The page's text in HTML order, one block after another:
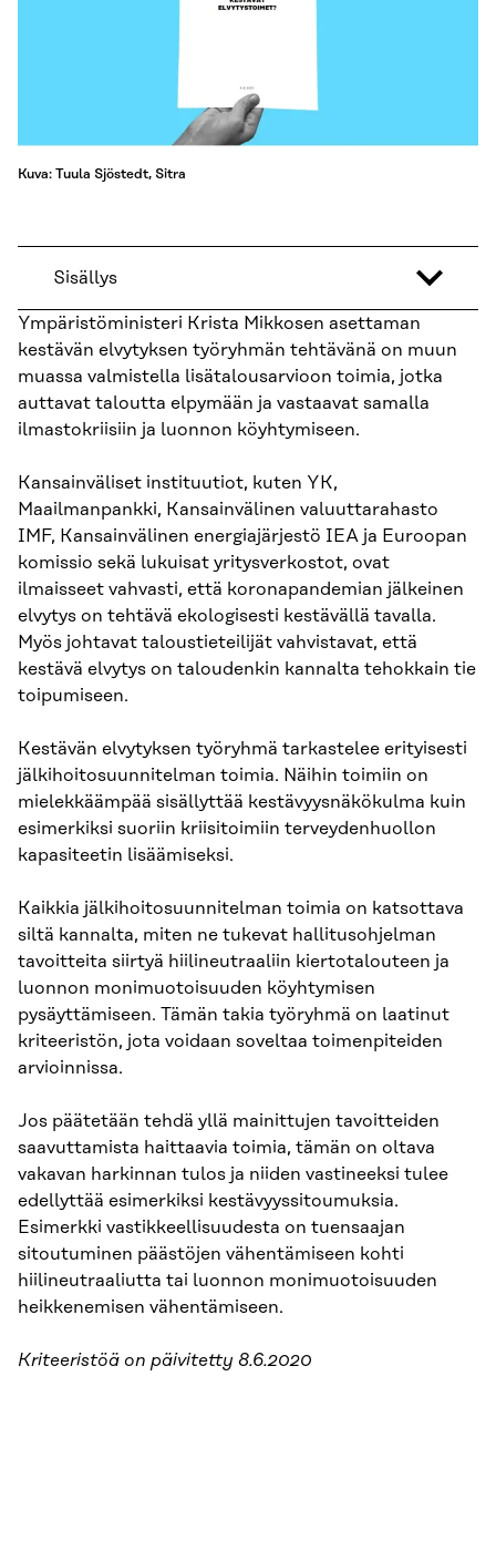
Kuva: Tuula Sjöstedt, Sitra
Sisällys
Ympäristöministeri Krista Mikkosen asettaman
kestävän elvytyksen työryhmän tehtävänä on muun
muassa valmistella lisätalousarvioon toimia, jotka
auttavat taloutta elpymään ja vastaavat samalla
ilmastokriisiin ja luonnon köyhtymiseen.
Kansainväliset instituutiot, kuten YK,
Maailmanpankki, Kansainvälinen valuuttarahasto
IMF, Kansainvälinen energiajärjestö IEA ja Euroopan
komissio sekä lukuisat yritysverkostot, ovat
ilmaisseet vahvasti, että koronapandemian jälkeinen
elvytys on tehtävä ekologisesti kestävällä tavalla.
Myös johtavat taloustieteilijät vahvistavat, että
kestävä elvytys on taloudenkin kannalta tehokkain tie
toipumiseen.
Kestävän elvytyksen työryhmä tarkastelee erityisesti
jälkihoitosuunnitelman toimia. Näihin toimiin on
mielekkäämpää sisällyttää kestävyysnäkökulma kuin
esimerkiksi suoriin kriisitoimiin terveydenhuollon
kapasiteetin lisäämiseksi.
Kaikkia jälkihoitosuunnitelman toimia on katsottava
siltä kannalta, miten ne tukevat hallitus­ohjelman
tavoitteita siirtyä hiilineutraaliin kiertotalouteen ja
luonnon monimuotoisuuden köyhtymisen
pysäyttämiseen. Tämän takia työryhmä on laatinut
kriteeristön, jota voidaan soveltaa toimenpiteiden
arvioinnissa.
Jos päätetään tehdä yllä mainittujen tavoitteiden
saavuttamista haittaavia toimia, tämän on oltava
vakavan harkinnan tulos ja niiden vastineeksi tulee
edellyttää esimerkiksi kestävyys­sitoumuksia.
Esimerkki vastikkeellisuudesta on tuensaajan
sitoutuminen päästöjen vähentämiseen kohti
hiilineutraaliutta tai luonnon monimuotoisuuden
heikkenemisen vähentämiseen.
Kriteeristöä on päivitetty 8.6.2020